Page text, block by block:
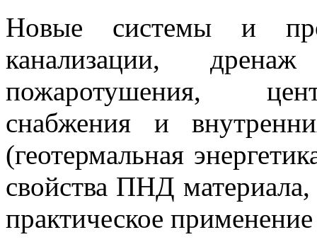
Новые системы и
канализации,
пожаротушения,
снабжения и
(геотермальная
свойства ПНД
практическое